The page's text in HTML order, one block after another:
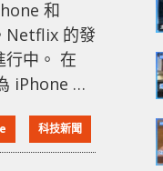
和
Netflix 的發
。 在
‌iPhone‌ 和
內容時，
科技新聞